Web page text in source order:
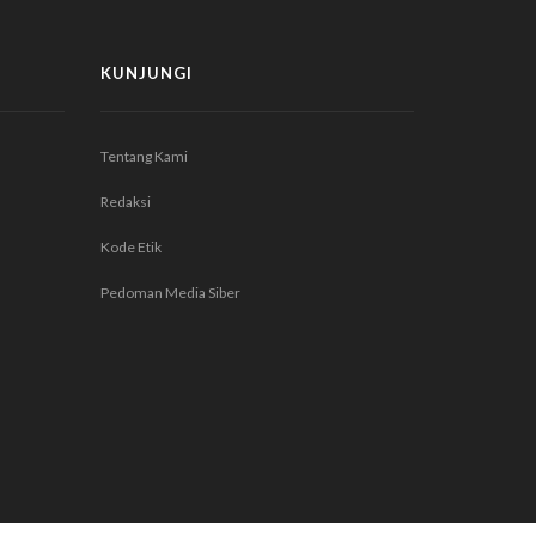
KUNJUNGI
Tentang Kami
Redaksi
Kode Etik
Pedoman Media Siber